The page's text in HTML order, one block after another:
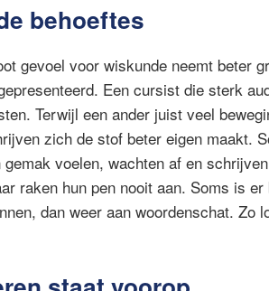
behoeftes
gevoel voor wiskunde neemt beter
Een cursist die sterk
Terwijl een ander juist veel
zich de stof beter eigen maakt.
voelen, wachten af en
raken hun pen nooit aan. Soms is
dan weer aan woordenschat. Zo